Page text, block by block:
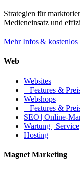
Strategien für
Medieneinsatz und
Mehr Infos & kostenlos
Web
Websites
Features &
Webshops
Features &
SEO | Online-
Wartung | Service
Hosting
Magnet Marketing